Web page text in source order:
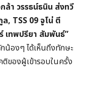
ล้า วรรธน์ธนิน ส่งทวี
, TSS 09 จูโน่ ตี
เทพปรียา สัมพันธ์”
องๆ ได้เห็นถึงทักษะ
ของผู้เข้ารอบในครั้ง